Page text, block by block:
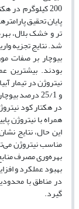
پایان تحقیق
تر و خشک بلال،
شد. نتایج تجزیه
بیوچار بر صفات
بودند. بیشترین
در هکتار کود
همراه با نیتروژن
این حال، نتایج
مناسب نیتروژن
بهره‌وری مصرف
بهبود عملکرد و
در مناطق با
گیرد.